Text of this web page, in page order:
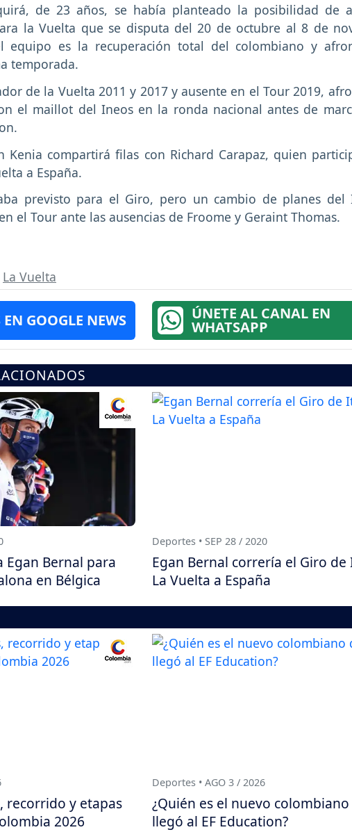
de 23 años, se había planteado la posibilidad de
la Vuelta que se disputa del 20 de octubre al 8 de
equipo es la recuperación total del colombiano y
temporada.
de la Vuelta 2011 y 2017 y ausente en el Tour 2019,
el maillot del Ineos en la ronda nacional antes de
Kenia compartirá filas con Richard Carapaz, quien
a España.
previsto para el Giro, pero un cambio de planes del
el Tour ante las ausencias de Froome y Geraint Thomas.
La Vuelta
GOOGLE NEWS ÚNETE AL CANAL EN
WHATSAPP
Bernal para
en Bélgica
Deportes • SEP 28 / 2020
Egan Bernal correría el Giro de
La Vuelta a España
recorrido y etapas
2026
Deportes • AGO 3 / 2026
¿Quién es el nuevo
llegó al EF Education?